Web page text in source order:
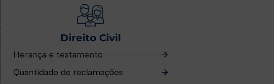
Direito Civil
Herança e testamento
Quantidade de reclamações